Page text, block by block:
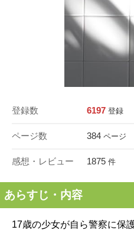
登録数 6197 登録
ページ数 384 ページ
感想・レビュー 1875 件
あらすじ・内容
17歳の少女が自ら警察に保